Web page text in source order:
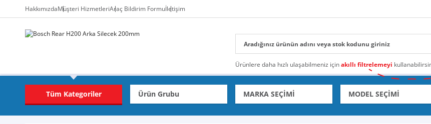
HakkımızdaMüşteri HizmetleriAraç Bildirim Formuİletişim
Ürünlere daha hızlı ulaşabilmeniz içinakıllı filtrelemeyi
Tüm Kategoriler